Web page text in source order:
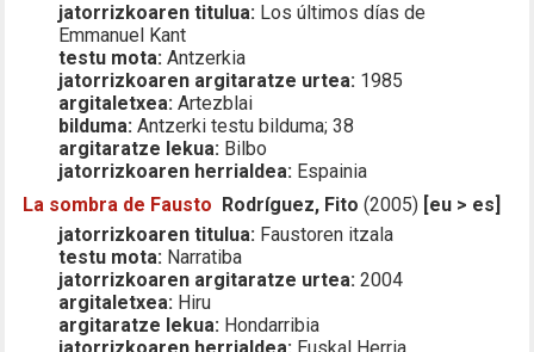
jatorrizkoaren titulua: Los últimos días de
Emmanuel Kant
testu mota: Antzerkia
jatorrizkoaren argitaratze urtea: 1985
argitaletxea: Artezblai
bilduma: Antzerki testu bilduma; 38
argitaratze lekua: Bilbo
jatorrizkoaren herrialdea: Espainia
La sombra de Fausto
Rodríguez, Fito (2005) [eu > es]
jatorrizkoaren titulua: Faustoren itzala
testu mota: Narratiba
jatorrizkoaren argitaratze urtea: 2004
argitaletxea: Hiru
argitaratze lekua: Hondarribia